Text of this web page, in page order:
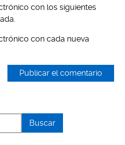
con los siguientes
con cada nueva